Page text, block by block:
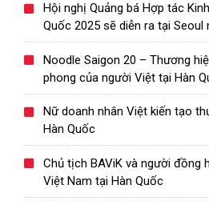
Hội nghị Quảng bá Hợp tác
Quốc 2025 sẽ diễn ra tại Seoul
Noodle Saigon 20 – Thương
phong của người Việt tại Hàn
Nữ doanh nhân Việt kiến tạo
Hàn Quốc
Chủ tịch BAViK và người đồng
Việt Nam tại Hàn Quốc